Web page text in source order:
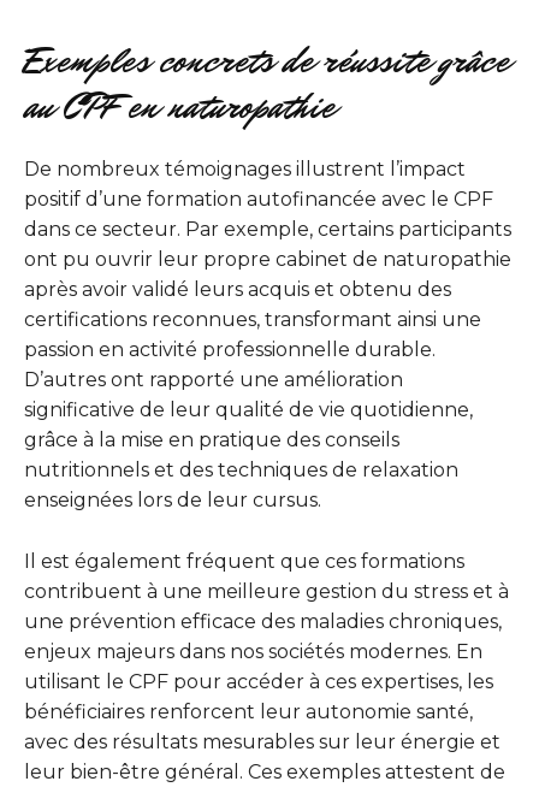
Exemples concrets de réussite grâce
au CPF en naturopathie
De nombreux témoignages illustrent l’impact
positif d’une formation autofinancée avec le CPF
dans ce secteur. Par exemple, certains participants
ont pu ouvrir leur propre cabinet de naturopathie
après avoir validé leurs acquis et obtenu des
certifications reconnues, transformant ainsi une
passion en activité professionnelle durable.
D’autres ont rapporté une amélioration
significative de leur qualité de vie quotidienne,
grâce à la mise en pratique des conseils
nutritionnels et des techniques de relaxation
enseignées lors de leur cursus.
Il est également fréquent que ces formations
contribuent à une meilleure gestion du stress et à
une prévention efficace des maladies chroniques,
enjeux majeurs dans nos sociétés modernes. En
utilisant le CPF pour accéder à ces expertises, les
bénéficiaires renforcent leur autonomie santé,
avec des résultats mesurables sur leur énergie et
leur bien-être général. Ces exemples attestent de